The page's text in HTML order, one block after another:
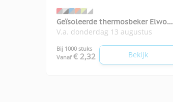
Geïsoleerde thermosbeker Elwood
410 ml
V.a. donderdag 13 augustus
Bij 1000 stuks
Vanaf € 2,32 Bekijk